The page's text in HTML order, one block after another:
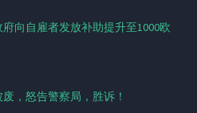
向自雇者发放补助提升至1000欧
，怒告警察局，胜诉！